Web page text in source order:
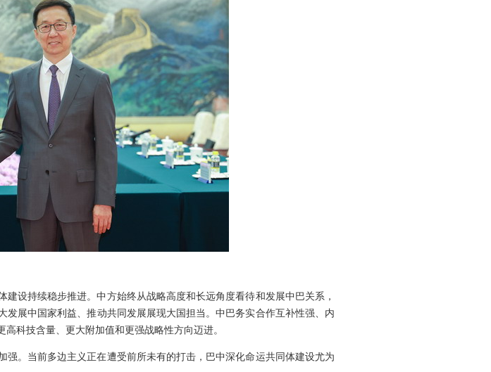
设持续稳步推进。中方始终从战略高度和长远角度看待和发展中巴关系，
展中国家利益、推动共同发展展现大国担当。中巴务实合作互补性强、内
科技含量、更大附加值和更强战略性方向迈进。
。当前多边主义正在遭受前所未有的打击，巴中深化命运共同体建设尤为